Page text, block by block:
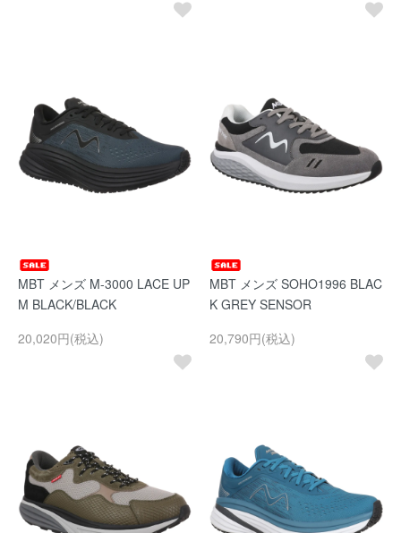
MBT メンズ M-3000 LACE UP
M BLACK/BLACK
20,020円(税込)
MBT メンズ SOHO1996 BLAC
K GREY SENSOR
20,790円(税込)